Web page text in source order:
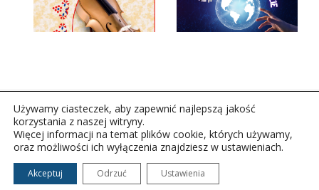
Copyright © 2026Polskie Radio Rzeszów S.A. w likwidacj.
Wszelkie prawa zastrzeżone.
Używamy ciasteczek, aby zapewnić najlepszą jakość
korzystania z naszej witryny.
Więcej informacji na temat plików cookie, których używamy,
oraz możliwości ich wyłączenia znajdziesz w ustawieniach.
Akceptuj Odrzuć Ustawienia